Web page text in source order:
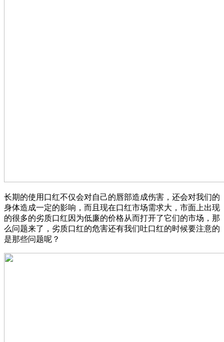
长期的使用口红不仅会对自己的唇部造成伤害，还会对我们的
身体造成一定的影响，而且现在口红市场需求大，市面上出现
的很多的劣质口红因为低廉的价格从而打开了它们的市场，那
么问题来了，劣质口红的危害还有我们吐口红的时候要注意的
是那些问题呢？